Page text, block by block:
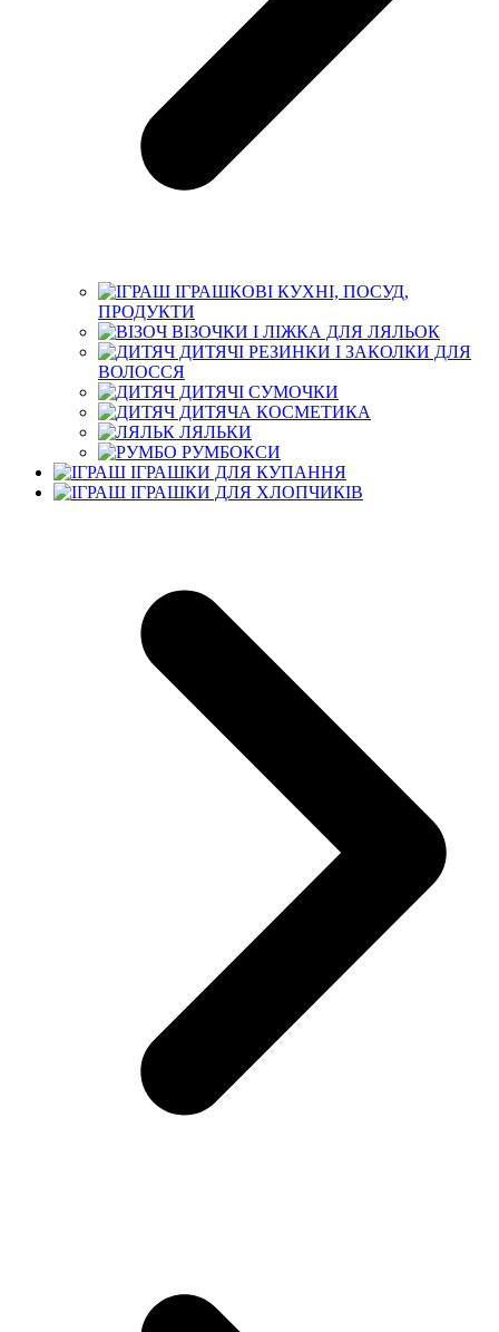
ІГРАШКОВІ КУХНІ, ПОСУД,
ПРОДУКТИ
ВІЗОЧКИ І ЛІЖКА ДЛЯ ЛЯЛЬОК
ДИТЯЧІ РЕЗИНКИ І ЗАКОЛКИ ДЛЯ
ВОЛОССЯ
ДИТЯЧІ СУМОЧКИ
ДИТЯЧА КОСМЕТИКА
ЛЯЛЬКИ
РУМБОКСИ
ІГРАШКИ ДЛЯ КУПАННЯ
ІГРАШКИ ДЛЯ ХЛОПЧИКІВ